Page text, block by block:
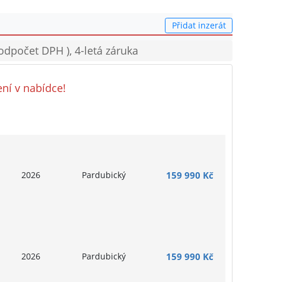
Přidat inzerát
DPH ), 4-letá záruka
v nabídce!
2026 Pardubický 159 990 Kč
2026 Pardubický 159 990 Kč